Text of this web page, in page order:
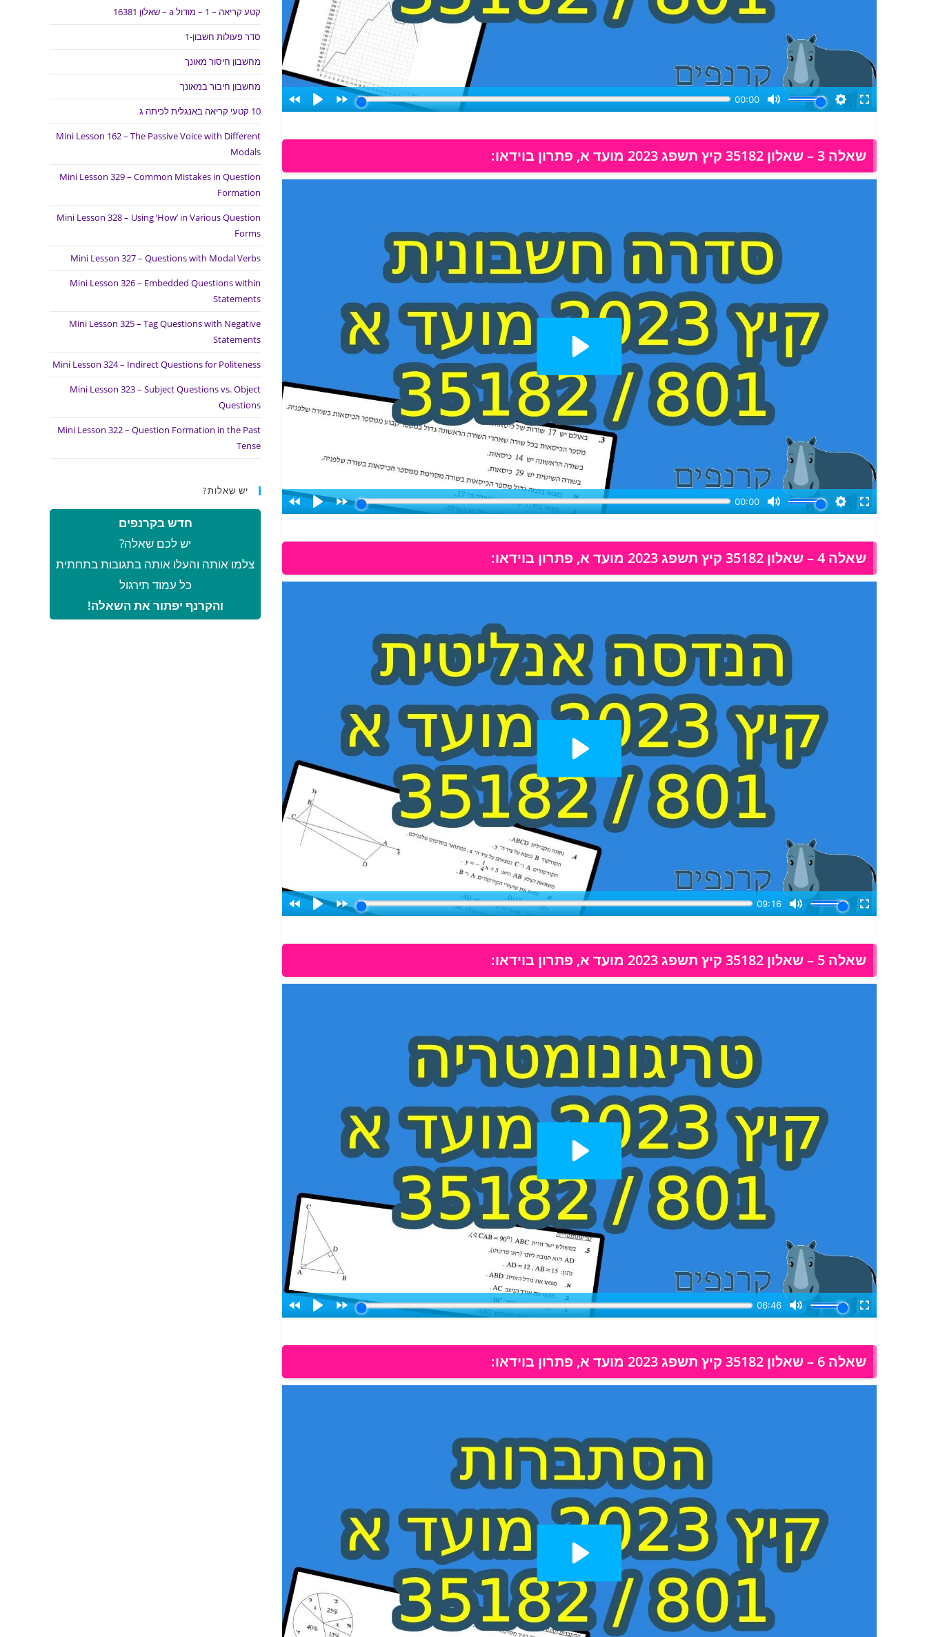
שאלה 3 – שאלון 35182 קיץ תשפג 2023 מועד א, פתרון בוידאו:
שאלה 4 – שאלון 35182 קיץ תשפג 2023 מועד א, פתרון בוידאו:
שאלה 5 – שאלון 35182 קיץ תשפג 2023 מועד א, פתרון בוידאו:
שאלה 6 – שאלון 35182 קיץ תשפג 2023 מועד א, פתרון בוידאו:
קטע קריאה – 1 – מודול a – שאלון 16381
סדר פעולות חשבון-1
מחשבון חיסור מאונך
מחשבון חיבור במאונך
10 קטעי קריאה באנגלית לכיתה ג
Mini Lesson 162 – The Passive Voice with Different
Modals
Mini Lesson 329 – Common Mistakes in Question
Formation
Mini Lesson 328 – Using ‘How’ in Various Question
Forms
Mini Lesson 327 – Questions with Modal Verbs
Mini Lesson 326 – Embedded Questions within
Statements
Mini Lesson 325 – Tag Questions with Negative
Statements
Mini Lesson 324 – Indirect Questions for Politeness
Mini Lesson 323 – Subject Questions vs. Object
Questions
Mini Lesson 322 – Question Formation in the Past
Tense
יש שאלות?
חדש בקרנפים
יש לכם שאלה?
צלמו אותה והעלו אותה בתגובות בתחתית
כל עמוד תירגול
והקרנף יפתור את השאלה!